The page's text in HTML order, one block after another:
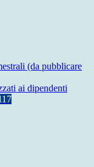
(da pubblicare
ai dipendenti